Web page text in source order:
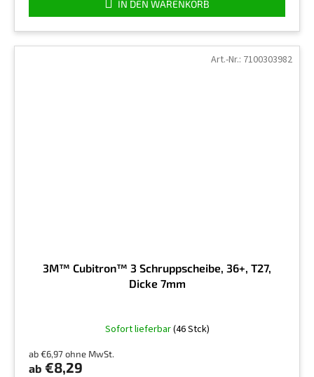
IN DEN WARENKORB
3M™ Cubitron™ 3 Schruppscheibe, 36+, T27,
Dicke 7mm
Sofort lieferbar(46 Stck)
ab €6,97 ohne MwSt.
ab €8,29
Art.-Nr.: 7100303982